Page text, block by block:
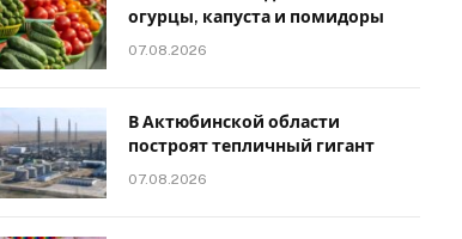
огурцы, капуста и помидоры
07.08.2026
В Актюбинской области
построят тепличный гигант
07.08.2026